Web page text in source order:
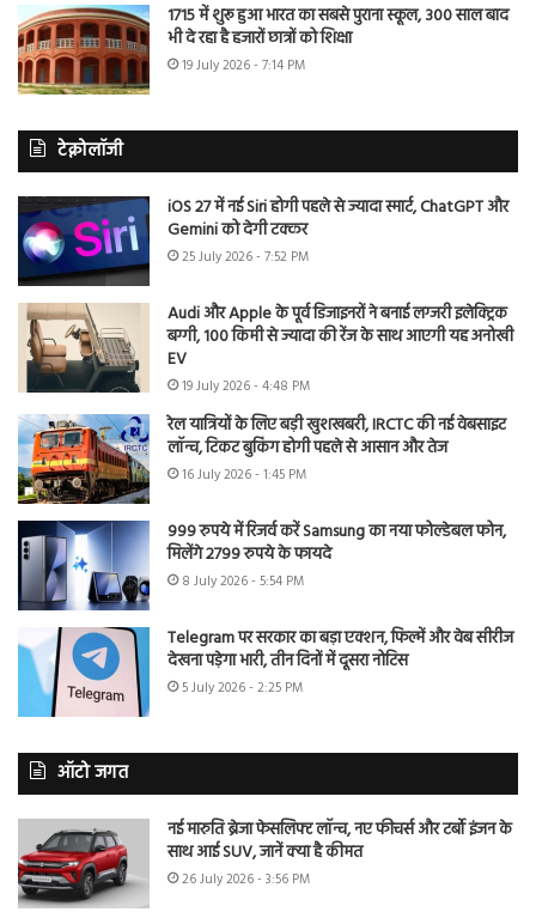
1715 में शुरू हुआ भारत का सबसे पुराना स्कूल, 300 साल बाद
भी दे रहा है हजारों छात्रों को शिक्षा
19 July 2026 - 7:14 PM
टेक्नोलॉजी
iOS 27 में नई Siri होगी पहले से ज्यादा स्मार्ट, ChatGPT और
Gemini को देगी टक्कर
25 July 2026 - 7:52 PM
Audi और Apple के पूर्व डिजाइनरों ने बनाई लग्जरी इलेक्ट्रिक
बग्गी, 100 किमी से ज्यादा की रेंज के साथ आएगी यह अनोखी
EV
19 July 2026 - 4:48 PM
रेल यात्रियों के लिए बड़ी खुशखबरी, IRCTC की नई वेबसाइट
लॉन्च, टिकट बुकिंग होगी पहले से आसान और तेज
16 July 2026 - 1:45 PM
999 रुपये में रिजर्व करें Samsung का नया फोल्डेबल फोन,
मिलेंगे 2799 रुपये के फायदे
8 July 2026 - 5:54 PM
Telegram पर सरकार का बड़ा एक्शन, फिल्में और वेब सीरीज
देखना पड़ेगा भारी, तीन दिनों में दूसरा नोटिस
5 July 2026 - 2:25 PM
ऑटो जगत
नई मारुति ब्रेजा फेसलिफ्ट लॉन्च, नए फीचर्स और टर्बो इंजन के
साथ आई SUV, जानें क्या है कीमत
26 July 2026 - 3:56 PM